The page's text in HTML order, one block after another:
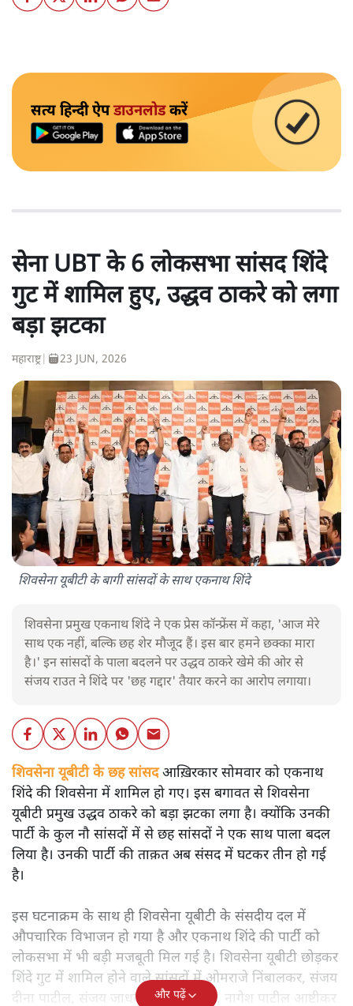
सत्य हिन्दी ऐपडाउनलोडकरें
सेना UBT के 6 लोकसभा सांसद शिंदे
गुट में शामिल हुए, उद्धव ठाकरे को लगा
बड़ा झटका
महाराष्ट्र| 23 JUN, 2026
शिवसेना यूबीटी के बागी सांसदों के साथ एकनाथ शिंदे
शिवसेना प्रमुख एकनाथ शिंदे ने एक प्रेस कॉन्फ्रेंस में कहा, 'आज मेरे
साथ एक नहीं, बल्कि छह शेर मौजूद हैं। इस बार हमने छक्का मारा
है।' इन सांसदों के पाला बदलने पर उद्धव ठाकरे खेमे की ओर से
संजय राउत ने शिंदे पर 'छह गद्दार' तैयार करने का आरोप लगाया।
शिवसेना यूबीटी के छह सांसदआख़िरकार सोमवार को एकनाथ
शिंदे की शिवसेना में शामिल हो गए। इस बगावत से शिवसेना
यूबीटी प्रमुख उद्धव ठाकरे को बड़ा झटका लगा है। क्योंकि उनकी
पार्टी के कुल नौ सांसदों में से छह सांसदों ने एक साथ पाला बदल
लिया है। उनकी पार्टी की ताक़त अब संसद में घटकर तीन हो गई
है।
इस घटनाक्रम के साथ ही शिवसेना यूबीटी के संसदीय दल में
औपचारिक विभाजन हो गया है और एकनाथ शिंदे की पार्टी को
लोकसभा में भी बड़ी मजबूती मिल गई है। शिवसेना यूबीटी छोड़कर
शिंदे गुट में शामिल होने वाले सांसदों में ओमराजे निंबालकर, संजय
दीना पाटील, संजय जाधव, संजय देशमुख, नागेश पाटील आष्टीकर
और पढ़ें